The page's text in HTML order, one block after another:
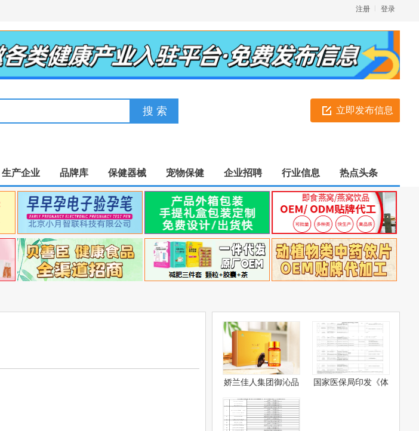
登录
注册
立即发布信息
生产企业 品牌库 保健器械 宠物保健 企业招聘 行业信息 热点头条
娇兰佳人集团御沁品
灵芝
国家医保局印发《体